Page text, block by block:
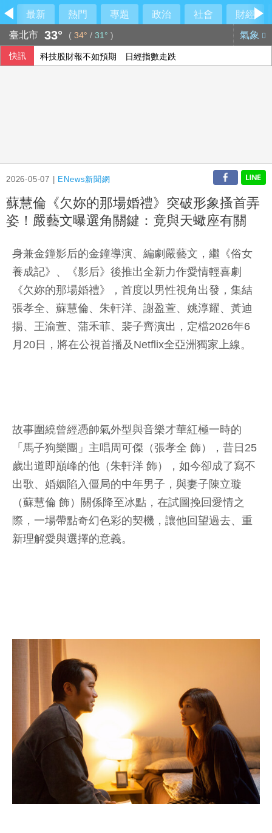
最新 熱門 專題 政治 社會
財經
臺北市 33° ( 34° / 31° ) 氣象
快訊 科技股財報不如預期 日經指數走跌
2026-05-07 | ENews新聞網
蘇慧倫《欠妳的那場婚禮》突破形象搔首弄
姿！嚴藝文曝選角關鍵：竟與天蠍座有關
身兼金鐘影后的金鐘導演、編劇嚴藝文，繼《俗女
養成記》、《影后》後推出全新力作愛情輕喜劇
《欠妳的那場婚禮》，首度以男性視角出發，集結
張孝全、蘇慧倫、朱軒洋、謝盈萱、姚淳耀、黃迪
揚、王渝萱、蒲禾菲、裴子齊演出，定檔2026年6
月20日，將在公視首播及Netflix全亞洲獨家上線。
故事圍繞曾經憑帥氣外型與音樂才華紅極一時的
「馬子狗樂團」主唱周可傑（張孝全 飾），昔日25
歲出道即巔峰的他（朱軒洋 飾），如今卻成了寫不
出歌、婚姻陷入僵局的中年男子，與妻子陳立璇
（蘇慧倫 飾）關係降至冰點，在試圖挽回愛情之
際，一場帶點奇幻色彩的契機，讓他回望過去、重
新理解愛與選擇的意義。